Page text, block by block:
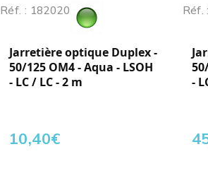
Réf. : 182020
Jarretière optique Duplex -
50/125 OM4 - Aqua - LSOH
- LC / LC - 2 m
10,40€
Réf.
-